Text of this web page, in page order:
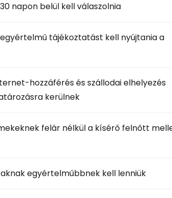
napon belül kell válaszolnia
tájékoztatást kell nyújtania a
hozzáférés és szállodai elhelyezés
kerülnek
felár nélkül a kísérő felnőtt
egyértelműbbnek kell lenniük